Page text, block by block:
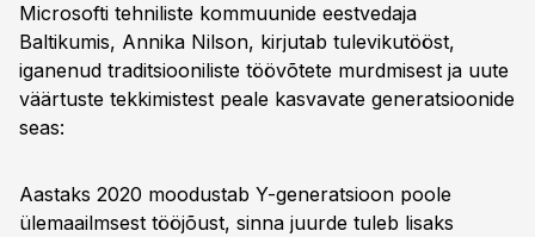
Microsofti tehniliste kommuunide eestvedaja
Baltikumis, Annika Nilson, kirjutab tulevikutööst,
iganenud traditsiooniliste töövõtete murdmisest ja uute
väärtuste tekkimistest peale kasvavate generatsioonide
seas:
Aastaks 2020 moodustab Y-generatsioon poole
ülemaailmsest tööjõust, sinna juurde tuleb lisaks